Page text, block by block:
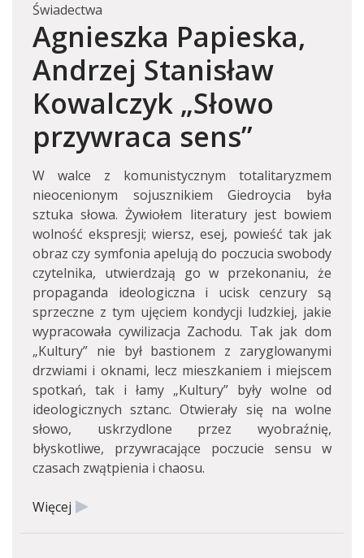
Świadectwa
Agnieszka Papieska,
Andrzej Stanisław
Kowalczyk „Słowo
przywraca sens”
W walce z komunistycznym totalitaryzmem
nieocenionym sojusznikiem Giedroycia była
sztuka słowa. Żywiołem literatury jest bowiem
wolność ekspresji; wiersz, esej, powieść tak jak
obraz czy symfonia apelują do poczucia swobody
czytelnika, utwierdzają go w przekonaniu, że
propaganda ideologiczna i ucisk cenzury są
sprzeczne z tym ujęciem kondycji ludzkiej, jakie
wypracowała cywilizacja Zachodu. Tak jak dom
„Kultury” nie był bastionem z zaryglowanymi
drzwiami i oknami, lecz mieszkaniem i miejscem
spotkań, tak i łamy „Kultury” były wolne od
ideologicznych sztanc. Otwierały się na wolne
słowo, uskrzydlone przez wyobraźnię,
błyskotliwe, przywracające poczucie sensu w
czasach zwątpienia i chaosu.
Więcej